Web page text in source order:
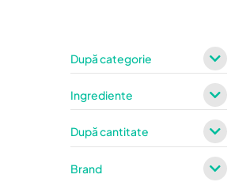
După categorie
Ingrediente
După cantitate
Brand